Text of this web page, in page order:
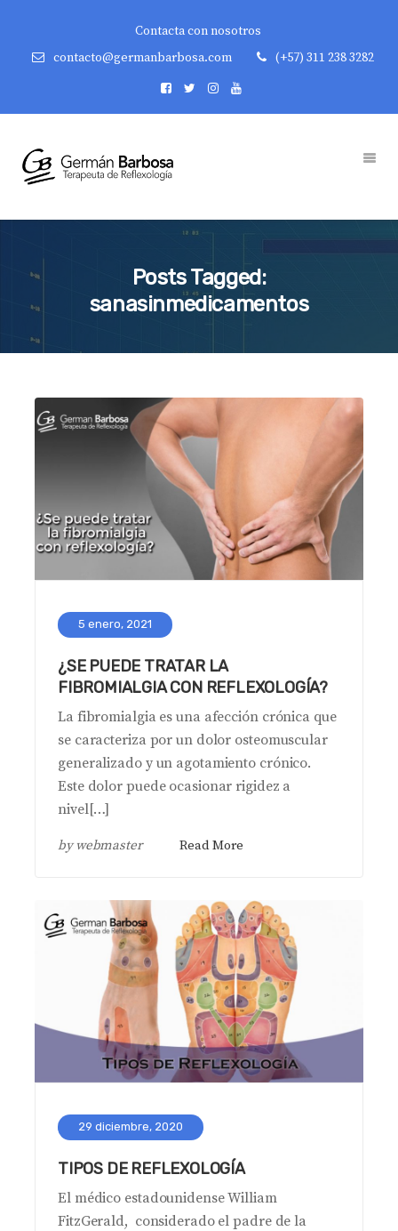
Contacta con nosotros
contacto@germanbarbosa.com
(+57) 311 238 3282
Posts Tagged:
sanasinmedicamentos
5 enero, 2021
¿SE PUEDE TRATAR LA
FIBROMIALGIA CON REFLEXOLOGÍA?
La fibromialgia es una afección crónica que
se caracteriza por un dolor osteomuscular
generalizado y un agotamiento crónico.
Este dolor puede ocasionar rigidez a
nivel[…]
bywebmaster Read More
29 diciembre, 2020
TIPOS DE REFLEXOLOGÍA
El médico estadounidense William
FitzGerald, considerado el padre de la